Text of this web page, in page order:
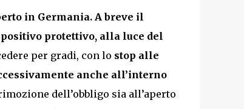
in Germania. A breve il
protettivo, alla luce del
per gradi, con lo stop alle
anche all’interno
dell’obbligo sia all’aperto